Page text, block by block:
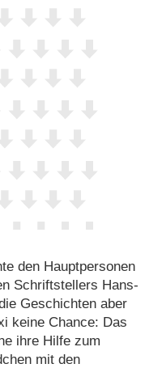
den Hauptpersonen
Schriftstellers Hans-
Geschichten aber
keine Chance: Das
ihre Hilfe zum
mit den